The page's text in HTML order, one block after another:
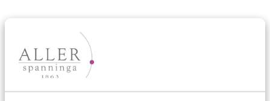
Ons aanbod
Trouwringen
Memoireringen